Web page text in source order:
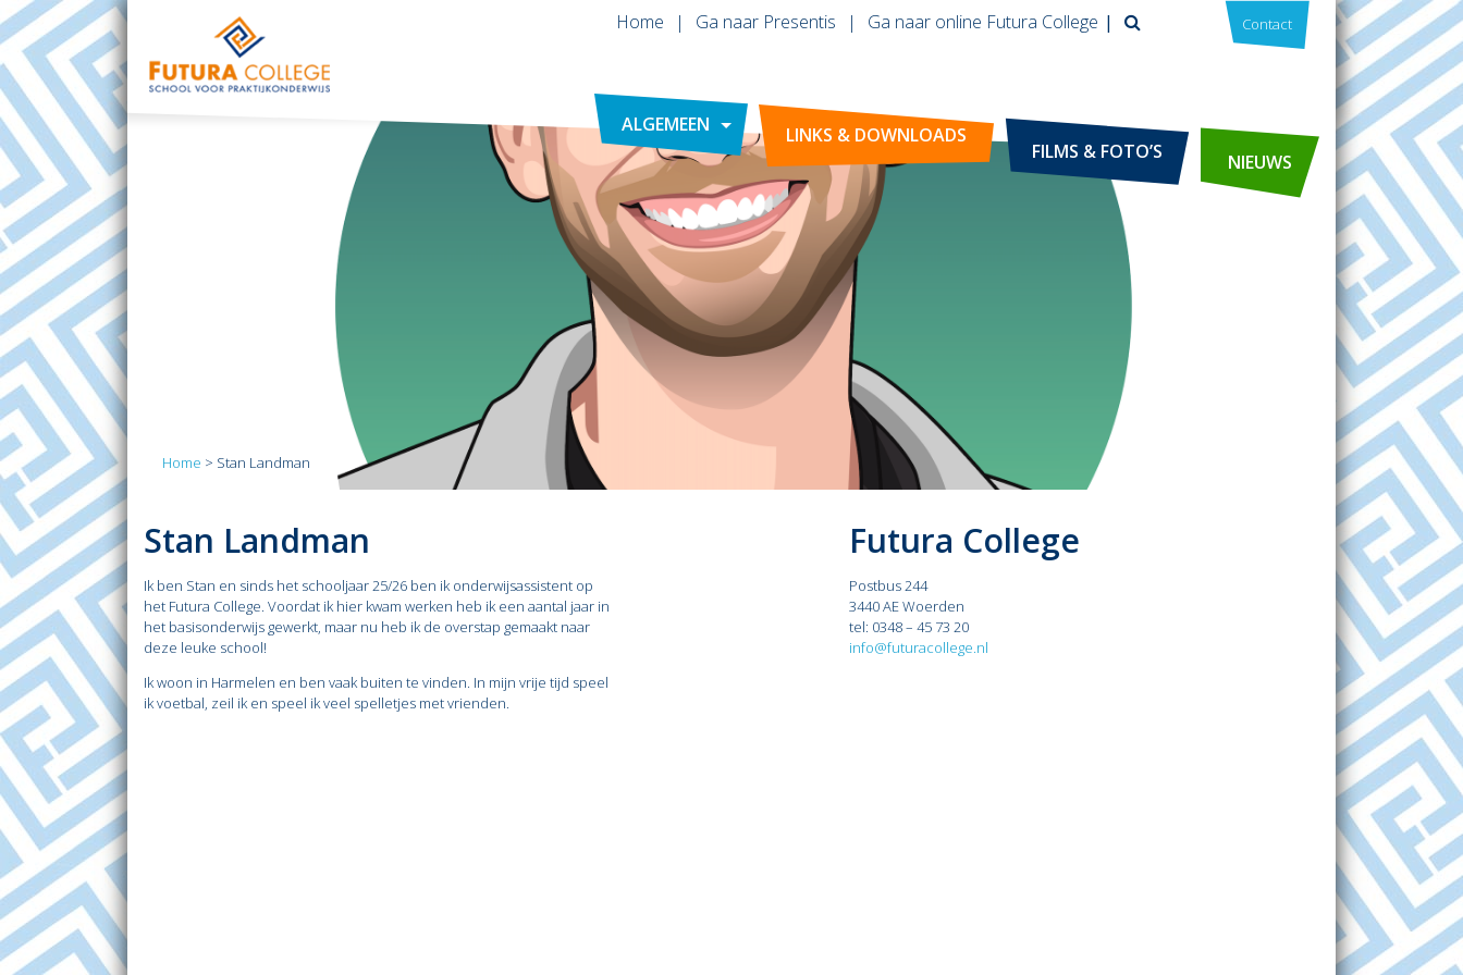
Contact
Home Ga naar Presentis Ga naar online Futura College
ALGEMEEN LINKS & DOWNLOADS
FILMS & FOTO’S NIEUWS
Home > Stan Landman
Stan Landman
Ik ben Stan en sinds het schooljaar 25/26 ben ik onderwijsassistent op
het Futura College. Voordat ik hier kwam werken heb ik een aantal jaar in
het basisonderwijs gewerkt, maar nu heb ik de overstap gemaakt naar
deze leuke school!
Ik woon in Harmelen en ben vaak buiten te vinden. In mijn vrije tijd speel
ik voetbal, zeil ik en speel ik veel spelletjes met vrienden.
Futura College
Postbus 244
3440 AE Woerden
tel: 0348 – 45 73 20
info@futuracollege.nl